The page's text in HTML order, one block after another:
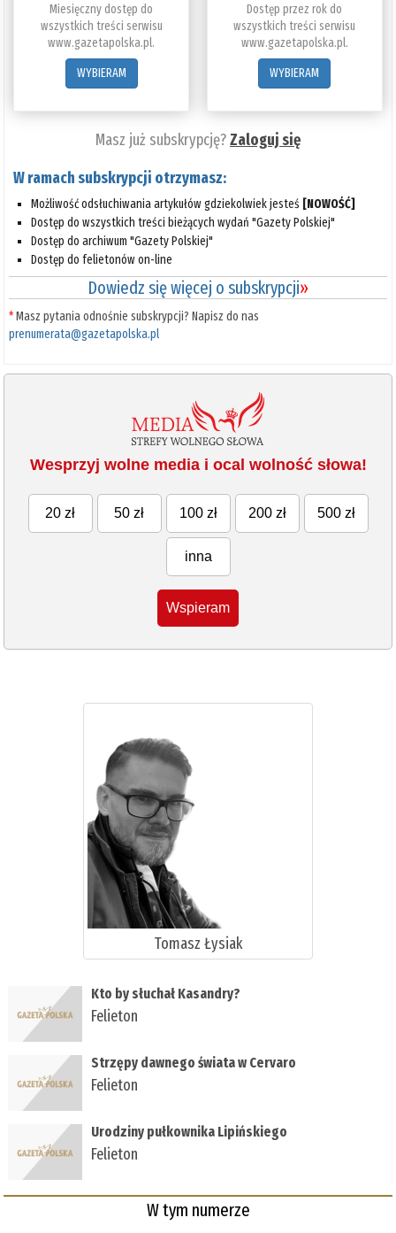
Miesięczny dostęp do
wszystkich treści serwisu
www.gazetapolska.pl.
WYBIERAM
Dostęp przez rok do
wszystkich treści serwisu
www.gazetapolska.pl.
WYBIERAM
Masz już subskrypcję?Zaloguj się
W ramach subskrypcji otrzymasz:
Możliwość odsłuchiwania artykułów gdziekolwiek jesteś [NOWOŚĆ]
Dostęp do wszystkich treści bieżących wydań "Gazety Polskiej"
Dostęp do archiwum "Gazety Polskiej"
Dostęp do felietonów on-line
Dowiedz się więcej o subskrypcji»
*Masz pytania odnośnie subskrypcji? Napisz do nas
prenumerata@gazetapolska.pl
Wesprzyj wolne media i ocal wolność słowa!
20 zł 50 zł 100 zł 200 zł 500 zł
inna
Wspieram
Tomasz Łysiak
Kto by słuchał Kasandry?
Felieton
Strzępy dawnego świata w Cervaro
Felieton
Urodziny pułkownika Lipińskiego
Felieton
W tym numerze